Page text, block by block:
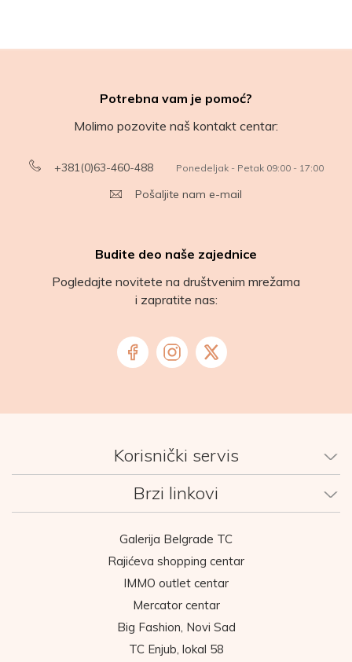
Potrebna vam je pomoć?
Molimo pozovite naš kontakt centar:
+381(0)63-460-488 Ponedeljak - Petak 09:00 - 17:00
Pošaljite nam e-mail
Budite deo naše zajednice
Pogledajte novitete na društvenim mrežama
i zapratite nas:
Korisnički servis
Brzi linkovi
Galerija Belgrade TC
Rajićeva shopping centar
IMMO outlet centar
Mercator centar
Big Fashion, Novi Sad
TC Enjub, lokal 58